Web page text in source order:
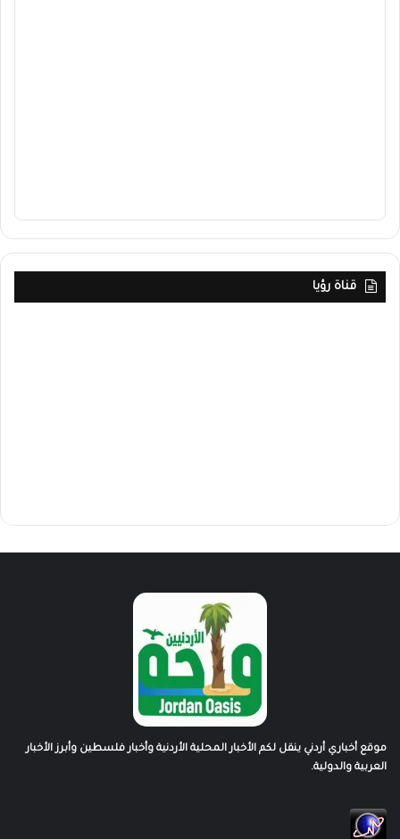
قناة رؤيا
موقع أخباري أردني ينقل لكم الأخبار المحلية الأردنية وأخبار فلسطين وأبرز الأخبار
العربية والدولية.